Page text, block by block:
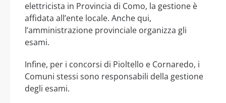
elettricista in Provincia di Como, la gestione è
affidata all’ente locale. Anche qui,
l’amministrazione provinciale organizza gli
esami.
Infine, per i concorsi di Pioltello e Cornaredo, i
Comuni stessi sono responsabili della gestione
degli esami.